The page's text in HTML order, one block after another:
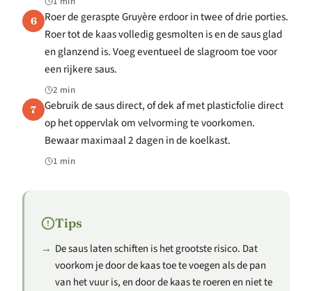
6
Roer de geraspte Gruyère erdoor in twee of drie porties.
Roer tot de kaas volledig gesmolten is en de saus glad
en glanzend is. Voeg eventueel de slagroom toe voor
een rijkere saus.
2 min
7
Gebruik de saus direct, of dek af met plasticfolie direct
op het oppervlak om velvorming te voorkomen.
Bewaar maximaal 2 dagen in de koelkast.
1 min
Tips
De saus laten schiften is het grootste risico. Dat
voorkom je door de kaas toe te voegen als de pan
van het vuur is, en door de kaas te roeren en niet te